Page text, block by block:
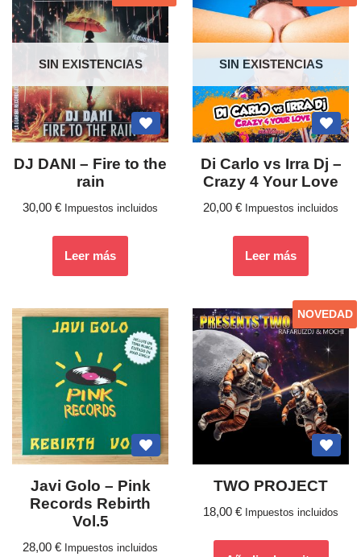
SIN EXISTENCIAS
DJ DANI – Fire to the
rain
30,00 € Impuestos incluidos
Leer más
SIN EXISTENCIAS
Di Carlo vs Irra Dj ‎–
Crazy 4 Your Love
20,00 € Impuestos incluidos
Leer más
Javi Golo – Pink
Records Rebirth
Vol.5
28,00 € Impuestos incluidos
NOVEDAD
TWO PROJECT
18,00 € Impuestos incluidos